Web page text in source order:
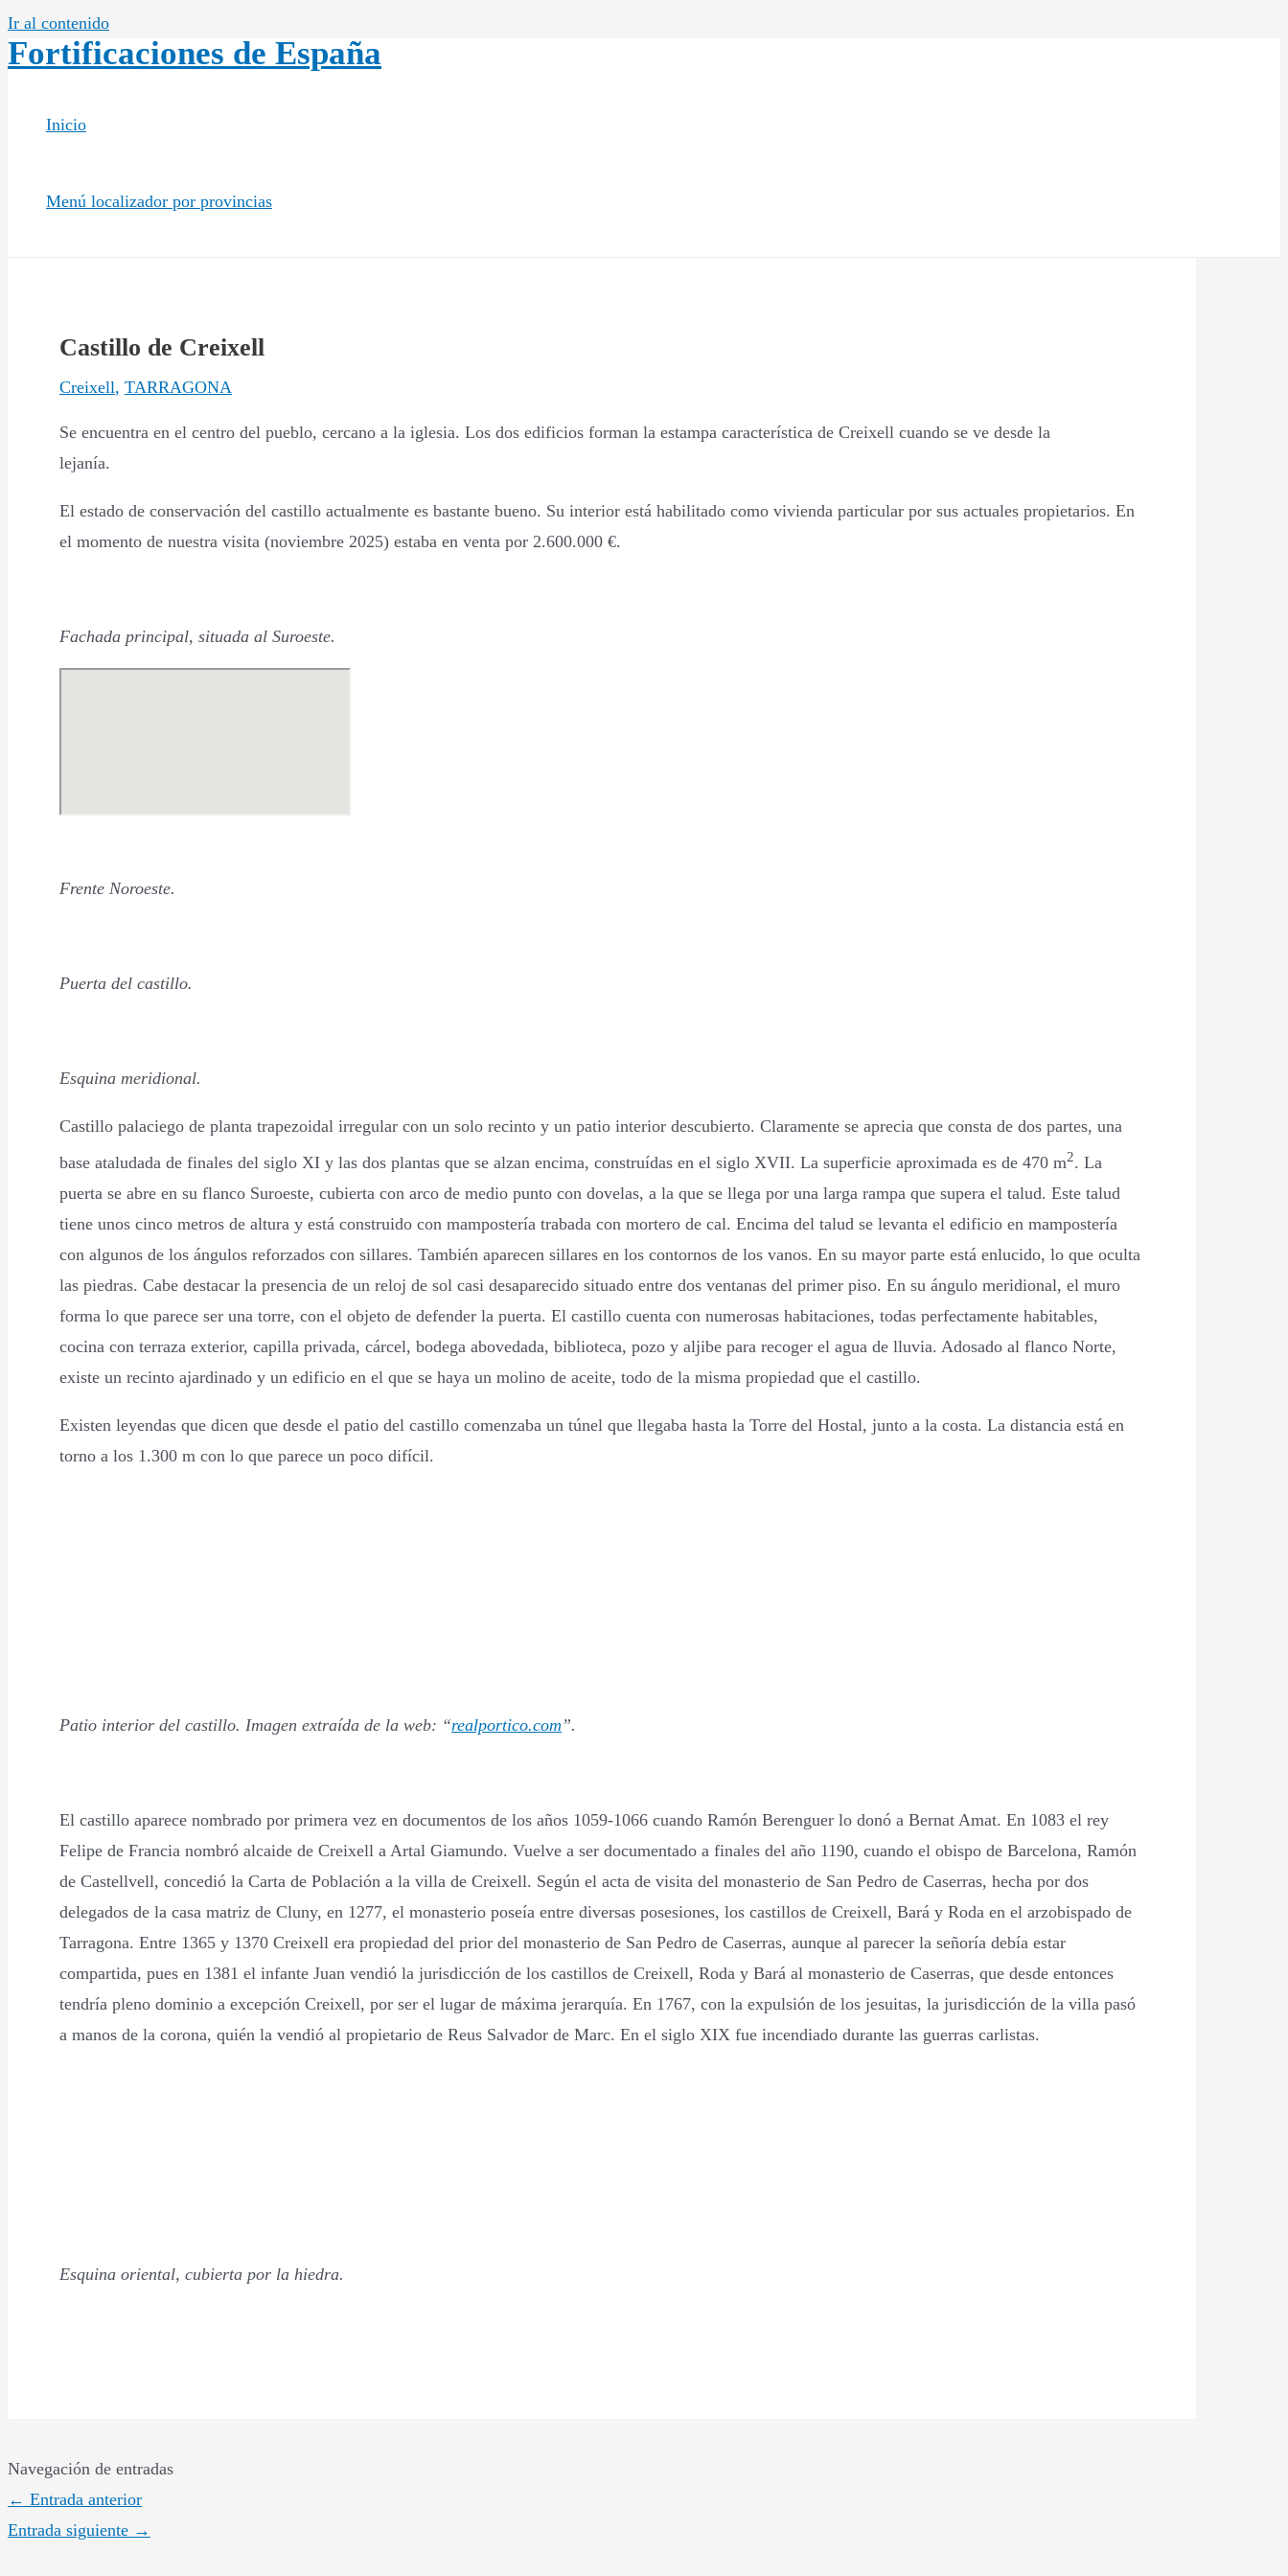
Ir al contenido
Fortificaciones de España
Inicio
Menú localizador por provincias
Castillo de Creixell
Creixell, TARRAGONA
Se encuentra en el centro del pueblo, cercano a la iglesia. Los dos edificios forman la estampa característica de Creixell cuando se ve desde la
lejanía.
El estado de conservación del castillo actualmente es bastante bueno. Su interior está habilitado como vivienda particular por sus actuales propietarios. En
el momento de nuestra visita (noviembre 2025) estaba en venta por 2.600.000 €.
Fachada principal, situada al Suroeste.
Frente Noroeste.
Puerta del castillo.
Esquina meridional.
Castillo palaciego de planta trapezoidal irregular con un solo recinto y un patio interior descubierto. Claramente se aprecia que consta de dos partes, una
base ataludada de finales del siglo XI y las dos plantas que se alzan encima, construídas en el siglo XVII. La superficie aproximada es de 470 m2. La
puerta se abre en su flanco Suroeste, cubierta con arco de medio punto con dovelas, a la que se llega por una larga rampa que supera el talud. Este talud
tiene unos cinco metros de altura y está construido con mampostería trabada con mortero de cal. Encima del talud se levanta el edificio en mampostería
con algunos de los ángulos reforzados con sillares. También aparecen sillares en los contornos de los vanos. En su mayor parte está enlucido, lo que oculta
las piedras. Cabe destacar la presencia de un reloj de sol casi desaparecido situado entre dos ventanas del primer piso. En su ángulo meridional, el muro
forma lo que parece ser una torre, con el objeto de defender la puerta. El castillo cuenta con numerosas habitaciones, todas perfectamente habitables,
cocina con terraza exterior, capilla privada, cárcel, bodega abovedada, biblioteca, pozo y aljibe para recoger el agua de lluvia. Adosado al flanco Norte,
existe un recinto ajardinado y un edificio en el que se haya un molino de aceite, todo de la misma propiedad que el castillo.
Existen leyendas que dicen que desde el patio del castillo comenzaba un túnel que llegaba hasta la Torre del Hostal, junto a la costa. La distancia está en
torno a los 1.300 m con lo que parece un poco difícil.
Patio interior del castillo. Imagen extraída de la web: “realportico.com”.
El castillo aparece nombrado por primera vez en documentos de los años 1059-1066 cuando Ramón Berenguer lo donó a Bernat Amat. En 1083 el rey
Felipe de Francia nombró alcaide de Creixell a Artal Giamundo. Vuelve a ser documentado a finales del año 1190, cuando el obispo de Barcelona, Ramón
de Castellvell, concedió la Carta de Población a la villa de Creixell. Según el acta de visita del monasterio de San Pedro de Caserras, hecha por dos
delegados de la casa matriz de Cluny, en 1277, el monasterio poseía entre diversas posesiones, los castillos de Creixell, Bará y Roda en el arzobispado de
Tarragona. Entre 1365 y 1370 Creixell era propiedad del prior del monasterio de San Pedro de Caserras, aunque al parecer la señoría debía estar
compartida, pues en 1381 el infante Juan vendió la jurisdicción de los castillos de Creixell, Roda y Bará al monasterio de Caserras, que desde entonces
tendría pleno dominio a excepción Creixell, por ser el lugar de máxima jerarquía. En 1767, con la expulsión de los jesuitas, la jurisdicción de la villa pasó
a manos de la corona, quién la vendió al propietario de Reus Salvador de Marc. En el siglo XIX fue incendiado durante las guerras carlistas.
Esquina oriental, cubierta por la hiedra.
Navegación de entradas
← Entrada anterior
Entrada siguiente →